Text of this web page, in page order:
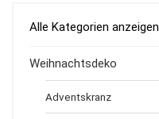
Alle Kategorien anzeigen
Weihnachtsdeko
Adventskranz